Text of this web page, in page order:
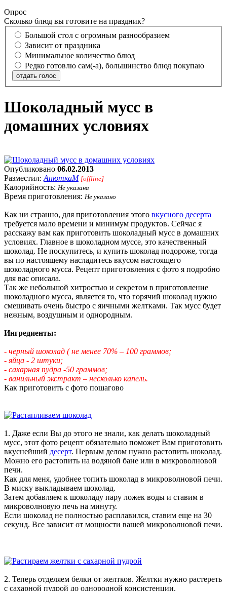
Опрос
Сколько блюд вы готовите на праздник?
Большой стол с огромным разнообразием
Зависит от праздника
Минимальное количество блюд
Редко готовлю сам(-а), большинство блюд покупаю
отдать голос
Шоколадный мусс в
домашних условиях
Опубликовано 06.02.2013
Разместил: АнюткаM [offline]
Калорийность: Не указана
Время приготовления: Не указано
Как ни странно, для приготовления этого вкусного десерта
требуется мало времени и минимум продуктов. Сейчас я
расскажу вам как приготовить шоколадный мусс в домашних
условиях. Главное в шоколадном муссе, это качественный
шоколад. Не поскупитесь, и купить шоколад подороже, тогда
вы по настоящему насладитесь вкусом настоящего
шоколадного мусса. Рецепт приготовления с фото я подробно
для вас описала.
Так же небольшой хитростью и секретом в приготовление
шоколадного мусса, является то, что горячий шоколад нужно
смешивать очень быстро с яичными желтками. Так мусс будет
нежным, воздушным и однородным.
Ингредиенты:
- черный шоколад ( не менее 70% – 100 граммов;
- яйца - 2 штуки;
- сахарная пудра -50 граммов;
- ванильный экстракт – несколько капель.
Как приготовить с фото пошагово
1. Даже если Вы до этого не знали, как делать шоколадный
мусс, этот фото рецепт обязательно поможет Вам приготовить
вкуснейший десерт. Первым делом нужно растопить шоколад.
Можно его растопить на водяной бане или в микроволновой
печи.
Как для меня, удобнее топить шоколад в микроволновой печи.
В миску выкладываем шоколад.
Затем добавляем к шоколаду пару ложек воды и ставим в
микроволновую печь на минуту.
Если шоколад не полностью расплавился, ставим еще на 30
секунд. Все зависит от мощности вашей микроволновой печи.
2. Теперь отделяем белки от желтков. Желтки нужно растереть
с сахарной пудрой до однородной консистенции.